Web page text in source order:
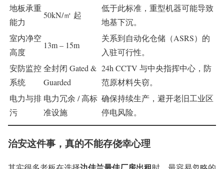
地板承重
能力
50kN/㎡ 起
低于此标准，重型机器可能导致
地基下沉。
室内净空
高度
13m – 15m
关系到自动化仓储（ASRS）的
入驻可行性。
安防监控
系统
全封闭 Gated &
Guarded
24h CCTV 与中央指挥中心，防
范原材料失窃。
电力与排
污
电力冗余 / 高标
准设施
确保持续生产，避开老旧工业区
停电风险。
治安这件事，真的不能存侥幸心理